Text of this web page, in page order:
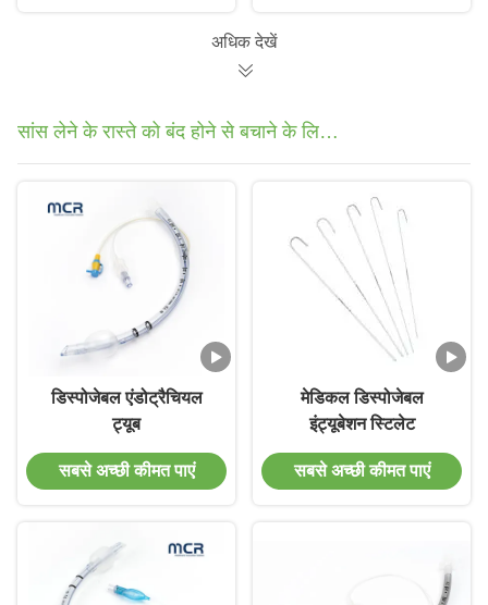
अधिक देखें
सांस लेने के रास्ते को बंद होने से बचाने के लिए
इस्तेमाल की जाने वाली कृत्रिम नली
डिस्पोजेबल एंडोट्रैचियल
ट्यूब
सबसे अच्छी कीमत पाएं
मेडिकल डिस्पोजेबल
इंट्यूबेशन स्टिलेट
सबसे अच्छी कीमत पाएं